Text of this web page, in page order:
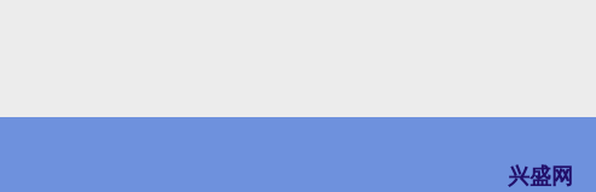
兴盛网